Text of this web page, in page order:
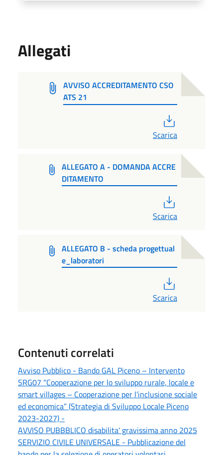
Allegati
AVVISO ACCREDITAMENTO CSO
ATS 21
Scarica
ALLEGATO A - DOMANDA ACCRE
DITAMENTO
Scarica
ALLEGATO B - scheda progettual
e_laboratori
Scarica
Contenuti correlati
Avviso Pubblico - Bando GAL Piceno – Intervento
SRG07 “Cooperazione per lo sviluppo rurale, locale e
smart villages – Cooperazione per l’inclusione sociale
ed economica” (Strategia di Sviluppo Locale Piceno
2023-2027) -
AVVISO PUBBBLICO disabilita' gravissima anno 2025
SERVIZIO CIVILE UNIVERSALE - Pubblicazione del